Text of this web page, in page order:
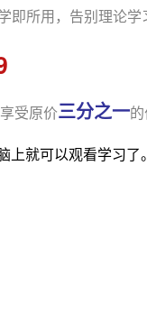
所用，告别理论学
受原价三分之一
就可以观看学习了。